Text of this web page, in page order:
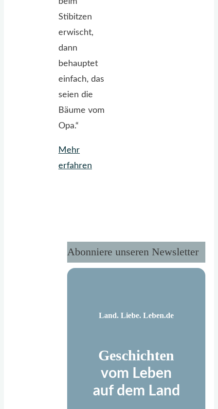
Stibitzen
erwischt,
dann
behauptet
einfach, das
seien die
Bäume vom
Opa.“
Mehr
erfahren
Abonniere unseren Newsletter
Land. Liebe. Leben.de
Geschichten
vom Leben
auf dem Land